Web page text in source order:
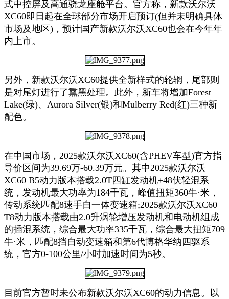
式中控屏及高通骁龙座舱平台。官方称，新款沃尔沃
XC60即日起在全球部分市场开启预订(但并未明确具体
市场及地区)，预计国产新款沃尔沃XC60也会在今年年
内上市。
另外，新款沃尔沃XC60提供全新样式的轮辋，尾部则
是对尾灯进行了熏黑处理。此外，新车将增加Forest
Lake(绿)、Aurora Silver(银)和Mulberry Red(红)三种新
配色。
在中国市场，2025款沃尔沃XC60(含PHEV车型)官方指
导价区间为39.69万-60.39万元。其中2025款沃尔沃
XC60 B5动力版本搭载2.0T四缸发动机+48伏轻混系
统，发动机最大功率为184千瓦，峰值扭矩360牛·米，
传动系统匹配8速手自一体变速箱;2025款沃尔沃XC60
T8动力版本搭载由2.0升涡轮增压发动机和电动机组成
的插混系统，综合最大功率335千瓦，综合最大扭矩709
牛·米，匹配8挡自动变速箱和第6代博格华纳四驱系
统，官方0-100公里/小时加速时间为5秒。
目前官方暂时未公布新款沃尔沃XC60的动力信息。以